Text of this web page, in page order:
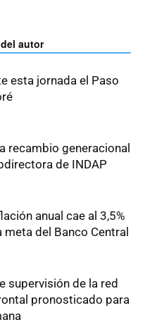
autor
esta jornada el Paso
recambio generacional
de INDAP
anual cae al 3,5%
meta del Banco Central
supervisión de la red
pronosticado para